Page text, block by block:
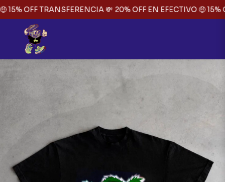
OFF TRANSFERENCIA 💸 20% OFF EN EFECTIVO 🤑 15%